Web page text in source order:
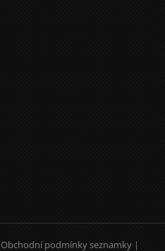
Obchodní podmínky seznamky |